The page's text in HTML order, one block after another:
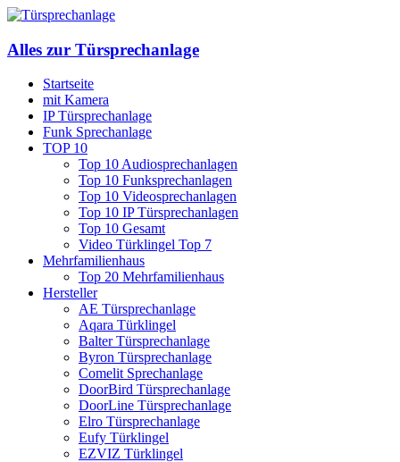
Alles zur Türsprechanlage
Startseite
mit Kamera
IP Türsprechanlage
Funk Sprechanlage
TOP 10
Top 10 Audiosprechanlagen
Top 10 Funksprechanlagen
Top 10 Videosprechanlagen
Top 10 IP Türsprechanlagen
Top 10 Gesamt
Video Türklingel Top 7
Mehrfamilienhaus
Top 20 Mehrfamilienhaus
Hersteller
AE Türsprechanlage
Aqara Türklingel
Balter Türsprechanlage
Byron Türsprechanlage
Comelit Sprechanlage
DoorBird Türsprechanlage
DoorLine Türsprechanlage
Elro Türsprechanlage
Eufy Türklingel
EZVIZ Türklingel